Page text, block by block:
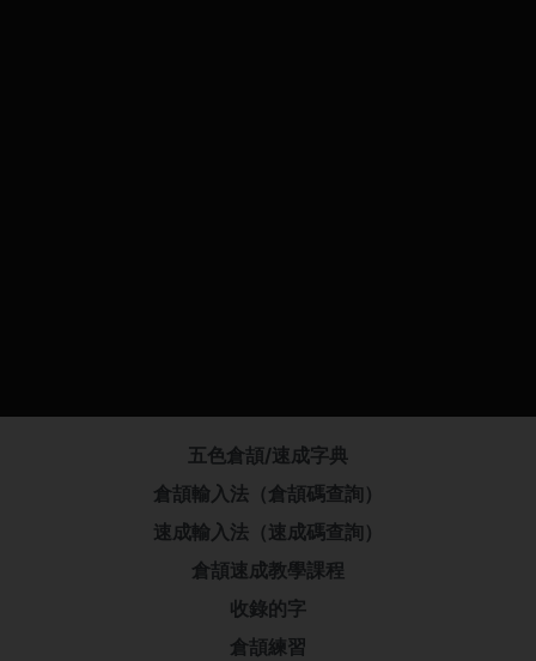
五色倉頡/速成字典
倉頡輸入法（倉頡碼查詢）
速成輸入法（速成碼查詢）
倉頡速成教學課程
收錄的字
倉頡練習